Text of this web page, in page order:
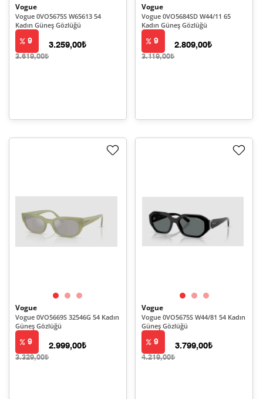
Vogue
Vogue 0VO5675S W65613 54
Kadın Güneş Gözlüğü
9
3.619,00₺
3.259,00₺
Vogue
Vogue 0VO5684SD W44/11 65
Kadın Güneş Gözlüğü
9
3.119,00₺
2.809,00₺
Vogue
Vogue 0VO5669S 32546G 54 Kadın
Güneş Gözlüğü
9
3.329,00₺
2.999,00₺
Vogue
Vogue 0VO5675S W44/81 54 Kadın
Güneş Gözlüğü
9
4.219,00₺
3.799,00₺